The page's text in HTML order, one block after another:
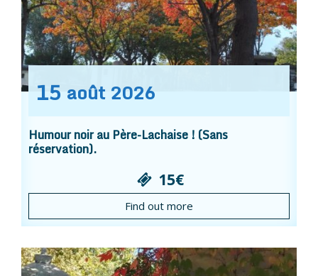
15 août 2026
Humour noir au Père-Lachaise ! (Sans
réservation).
15€
Find out more